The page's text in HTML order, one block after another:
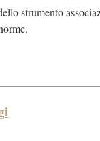
strumento